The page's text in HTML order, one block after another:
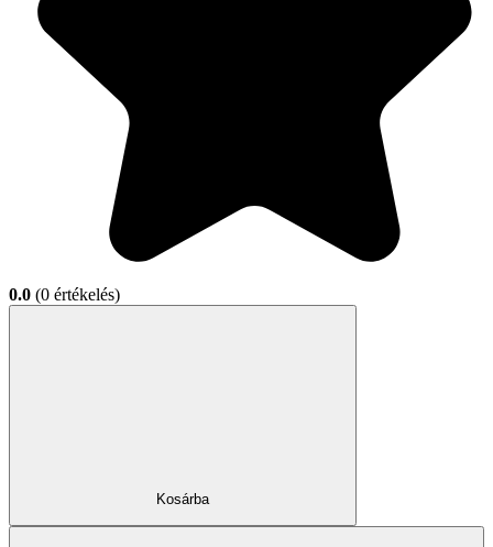
0.0 (0 értékelés)
Kosárba